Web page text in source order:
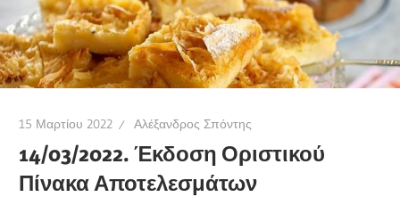
15 Μαρτίου 2022 Αλέξανδρος Σπόντης
14/03/2022. Έκδοση Οριστικού
Πίνακα Αποτελεσμάτων